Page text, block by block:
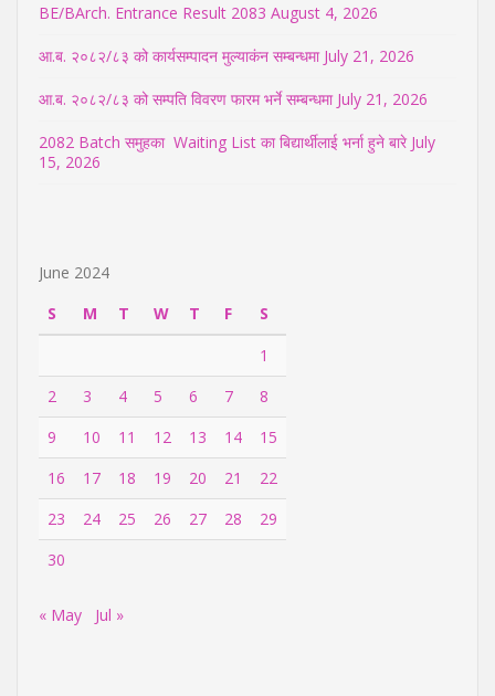
BE/BArch. Entrance Result 2083 August 4, 2026
आ.ब. २०८२/८३ को कार्यसम्पादन मुल्याकंन सम्बन्धमा July 21, 2026
आ.ब. २०८२/८३ को सम्पति विवरण फारम भर्ने सम्बन्धमा July 21, 2026
2082 Batch समुहका Waiting List का बिद्यार्थीलाई भर्ना हुने बारे July
15, 2026
June 2024
S
M T W T F
S
1
2
3 4 5 6 7
8
9
10 11 12 13 14
15
16
17 18 19 20 21
22
23
24 25 26 27 28
29
30
« May Jul »